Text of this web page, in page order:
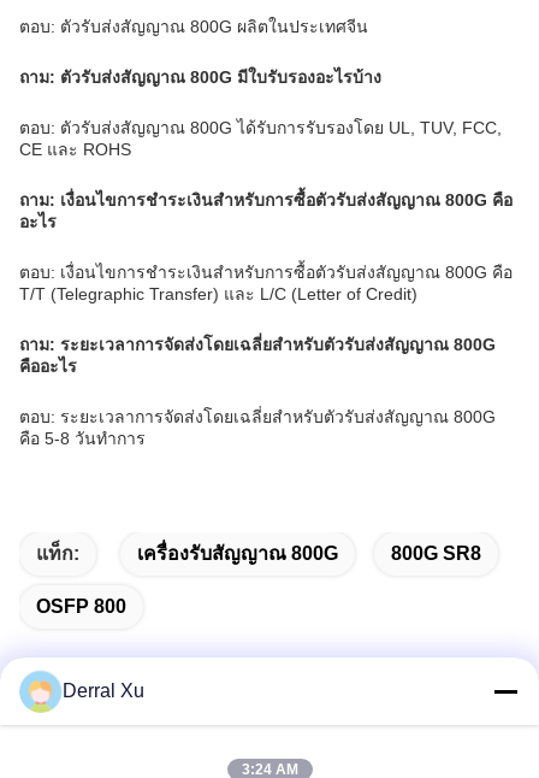
ตอบ: ตัวรับส่งสัญญาณ 800G ผลิตในประเทศจีน
ถาม: ตัวรับส่งสัญญาณ 800G มีใบรับรองอะไรบ้าง
ตอบ: ตัวรับส่งสัญญาณ 800G ได้รับการรับรองโดย UL, TUV, FCC,
CE และ ROHS
ถาม: เงื่อนไขการชำระเงินสำหรับการซื้อตัวรับส่งสัญญาณ 800G คือ
อะไร
ตอบ: เงื่อนไขการชำระเงินสำหรับการซื้อตัวรับส่งสัญญาณ 800G คือ
T/T (Telegraphic Transfer) และ L/C (Letter of Credit)
ถาม: ระยะเวลาการจัดส่งโดยเฉลี่ยสำหรับตัวรับส่งสัญญาณ 800G
คืออะไร
ตอบ: ระยะเวลาการจัดส่งโดยเฉลี่ยสำหรับตัวรับส่งสัญญาณ 800G
คือ 5-8 วันทำการ
แท็ก: เครื่องรับสัญญาณ 800G 800G SR8
OSFP 800
Derral Xu
3:24 AM